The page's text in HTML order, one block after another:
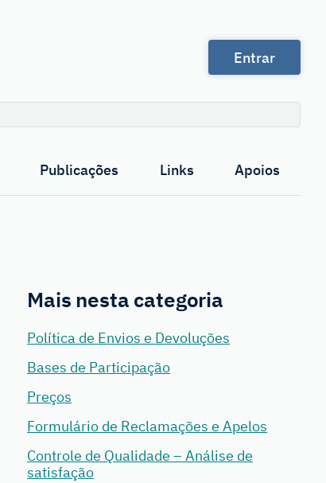
Entrar
Publicações Links Apoios
Mais nesta categoria
Política de Envios e Devoluções
Bases de Participação
Preços
Formulário de Reclamações e Apelos
Controle de Qualidade – Análise de
satisfação